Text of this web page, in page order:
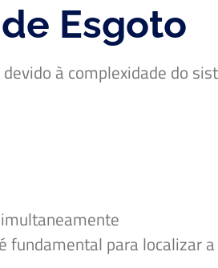
Esgoto
à complexidade do
para localizar